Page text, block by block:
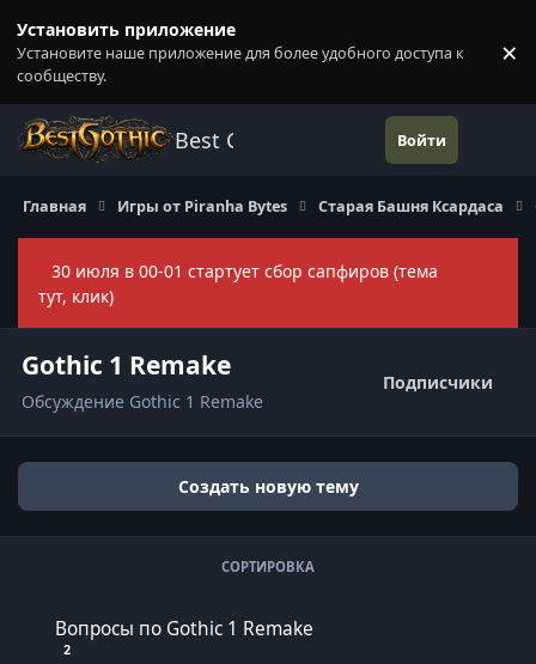
Установить приложение
Установите наше приложение для более удобного доступа к
сообществу.
×
Best Gothic Forums Войти
Главная Игры от Piranha Bytes Старая Башня Ксардаса
30 июля в 00-01 стартует сбор сапфиров (тема
тут, клик)
Gothic 1 Remake
Обсуждение Gothic 1 Remake
Подписчики
Создать новую тему
СОРТИРОВКА
Вопросы по Gothic 1 Remake
2